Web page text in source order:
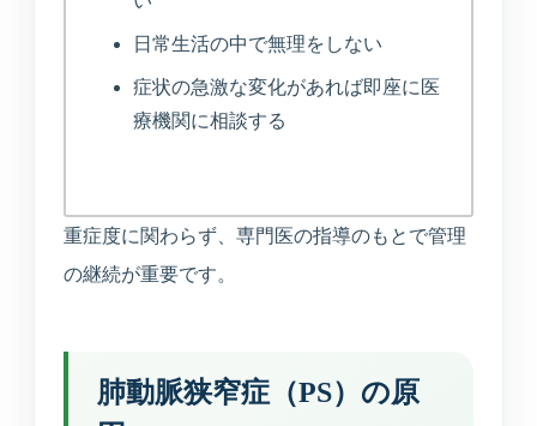
日常生活の中で無理をしない
症状の急激な変化があれば即座に医
療機関に相談する
重症度に関わらず、専門医の指導のもとで管理
の継続が重要です。
肺動脈狭窄症（PS）の原